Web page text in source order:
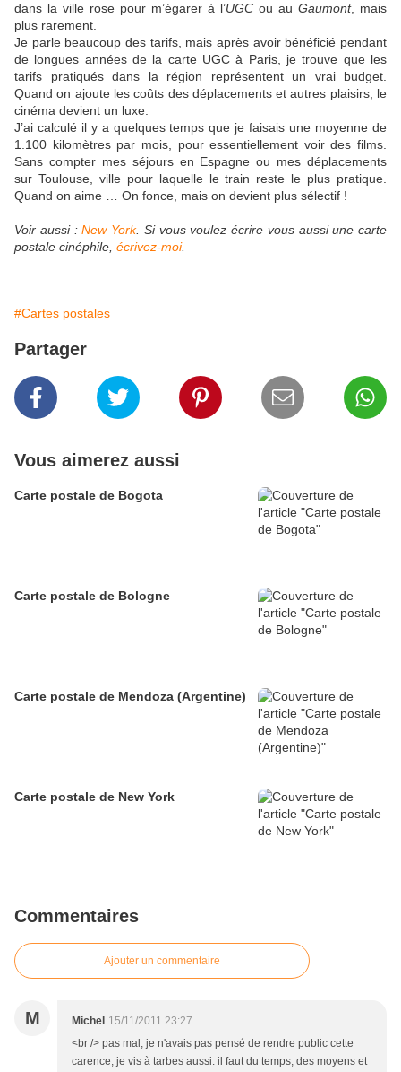
dans la ville rose pour m’égarer à l’UGC ou au Gaumont, mais
plus rarement.
Je parle beaucoup des tarifs, mais après avoir bénéficié pendant
de longues années de la carte UGC à Paris, je trouve que les
tarifs pratiqués dans la région représentent un vrai budget.
Quand on ajoute les coûts des déplacements et autres plaisirs, le
cinéma devient un luxe.
J’ai calculé il y a quelques temps que je faisais une moyenne de
1.100 kilomètres par mois, pour essentiellement voir des films.
Sans compter mes séjours en Espagne ou mes déplacements
sur Toulouse, ville pour laquelle le train reste le plus pratique.
Quand on aime … On fonce, mais on devient plus sélectif !
Voir aussi :New York. Si vous voulez écrire vous aussi une carte
postale cinéphile, écrivez-moi.
#Cartes postales
Partager
Vous aimerez aussi
Carte postale de Bogota
Carte postale de Bologne
Carte postale de Mendoza (Argentine)
Carte postale de New York
Commentaires
Ajouter un commentaire
M Michel 15/11/2011 23:27
<br /> pas mal, je n'avais pas pensé de rendre public cette
carence, je vis à tarbes aussi. il faut du temps, des moyens et